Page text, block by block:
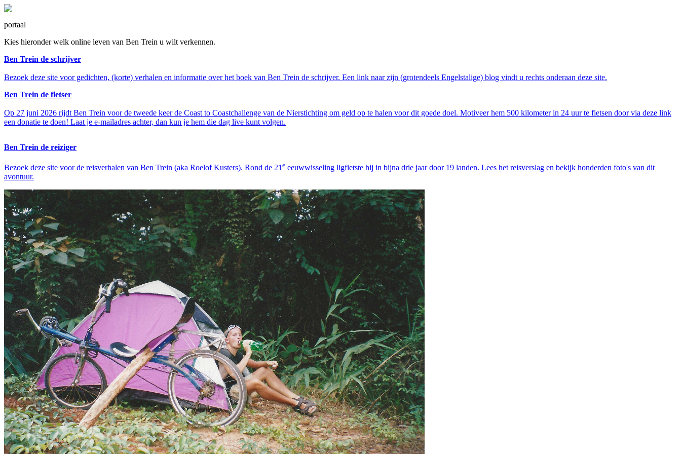
portaal
Kies hieronder welk online leven van Ben Trein u wilt verkennen.
Ben Trein de schrijver
Bezoek deze site voor gedichten, (korte) verhalen en informatie over het boek van Ben Trein de schrijver. Een link naar zijn (grotendeels Engelstalige) blog vindt u rechts onderaan deze site.
Ben Trein de fietser
Op 27 juni 2026 rijdt Ben Trein voor de tweede keer de Coast to Coastchallenge van de Nierstichting om geld op te halen voor dit goede doel. Motiveer hem 500 kilometer in 24 uur te fietsen door via deze link
een donatie te doen! Laat je e-mailadres achter, dan kun je hem die dag live kunt volgen.
Ben Trein de reiziger
Bezoek deze site voor de reisverhalen van Ben Trein (aka Roelof Kusters). Rond de 21 e eeuwwisseling ligfietste hij in bijna drie jaar door 19 landen. Lees het reisverslag en bekijk honderden foto's van dit
avontuur.